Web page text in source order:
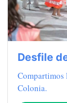
Desfile
Compartimos
Colonia.